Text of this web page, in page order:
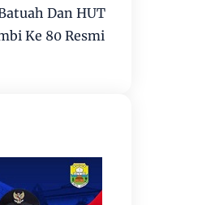
Dan HUT
Ke 80 Resmi